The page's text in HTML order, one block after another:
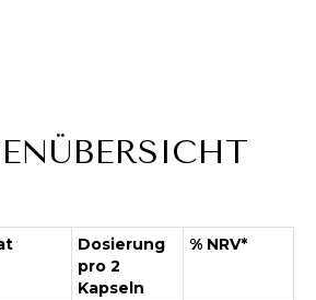
Dosierung
pro 2
Kapseln
% NRV*